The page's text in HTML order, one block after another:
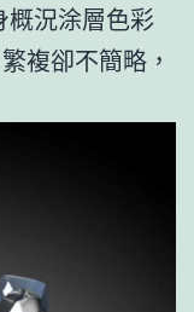
概況涂層色彩
複卻不簡略，